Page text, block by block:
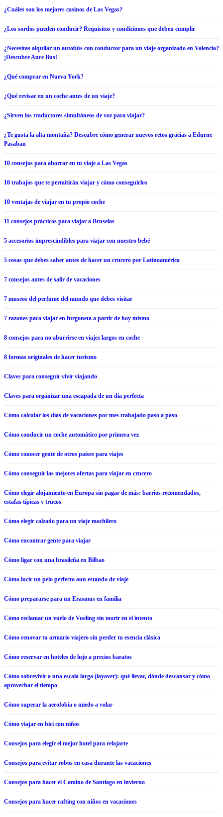
¿Cuáles son los mejores casinos de Las Vegas?
¿Los sordos pueden conducir? Requisitos y condiciones que deben cumplir
¿Necesitas alquilar un autobús con conductor para un viaje organizado en Valencia?
¡Descubre Aure Bus!
¿Qué comprar en Nueva York?
¿Qué revisar en un coche antes de un viaje?
¿Sirven los traductores simultáneos de voz para viajar?
¿Te gusta la alta montaña? Descubre cómo generar nuevos retos gracias a Edurne
Pasaban
10 consejos para ahorrar en tu viaje a Las Vegas
10 trabajos que te permitirán viajar y cómo conseguirlos
10 ventajas de viajar en tu propio coche
11 consejos prácticos para viajar a Bruselas
5 accesorios imprescindibles para viajar con nuestro bebé
5 cosas que debes saber antes de hacer un crucero por Latinoamérica
7 consejos antes de salir de vacaciones
7 museos del perfume del mundo que debes visitar
7 razones para viajar en furgoneta a partir de hoy mismo
8 consejos para no aburrirse en viajes largos en coche
8 formas originales de hacer turismo
Claves para conseguir vivir viajando
Claves para organizar una escapada de un día perfecta
Cómo calcular los días de vacaciones por mes trabajado paso a paso
Cómo conducir un coche automático por primera vez
Cómo conocer gente de otros países para viajes
Cómo conseguir las mejores ofertas para viajar en crucero
Cómo elegir alojamiento en Europa sin pagar de más: barrios recomendados,
estafas típicas y trucos
Cómo elegir calzado para un viaje mochilero
Cómo encontrar gente para viajar
Cómo ligar con una brasileña​ en Bilbao
Cómo lucir un pelo perfecto aun estando de viaje
Cómo prepararse para un Erasmus en familia
Cómo reclamar un vuelo de Vueling sin morir en el intento
Cómo renovar tu armario viajero sin perder tu esencia clásica
Cómo reservar en hoteles de lujo a precios baratos
Cómo sobrevivir a una escala larga (layover): qué llevar, dónde descansar y cómo
aprovechar el tiempo
Cómo superar la aerofobia o miedo a volar
Cómo viajar en bici con niños
Consejos para elegir el mejor hotel para relajarte
Consejos para evitar robos en casa durante las vacaciones
Consejos para hacer el Camino de Santiago en invierno
Consejos para hacer rafting con niños en vacaciones